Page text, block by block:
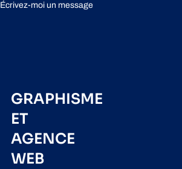
Écrivez-moi un message
GRAPHISME
ET
AGENCE
WEB